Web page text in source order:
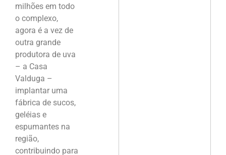
milhões em todo
o complexo,
agora é a vez de
outra grande
produtora de uva
– a Casa
Valduga –
implantar uma
fábrica de sucos,
geléias e
espumantes na
região,
contribuindo para